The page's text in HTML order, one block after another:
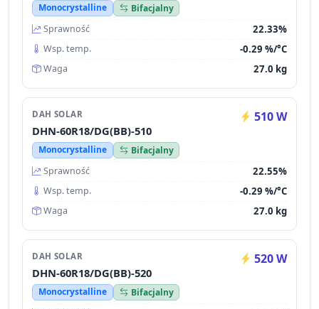
Monocrystalline
Bifacjalny
Sprawność
22.33%
Wsp. temp. -0.29 %/°C
Waga 27.0 kg
DAH SOLAR 510 W
DHN-60R18/DG(BB)-510
Monocrystalline
Bifacjalny
Sprawność
22.55%
Wsp. temp. -0.29 %/°C
Waga 27.0 kg
DAH SOLAR 520 W
DHN-60R18/DG(BB)-520
Monocrystalline
Bifacjalny